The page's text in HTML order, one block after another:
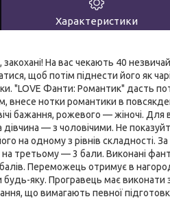
Характеристики
На вас чекають 40
щоб потім піднести його як
"LOVE Фанти: Романтик" дасть
внесе нотки романтики в
бажання, рожевого — жіночі.
— з чоловічими. Не
на одному з рівнів складності.
третьому — 3 бали. Виконані
Переможець отримує в
яку. Програвець має
що вимагають певної